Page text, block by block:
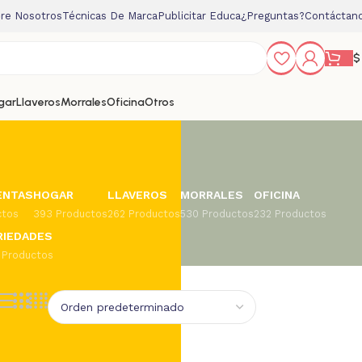
NosotrosTécnicas De MarcaPublicitar Educa¿Preguntas?
$
LlaverosMorralesOficinaOtros
HOGAR
393 Productos
LLAVEROS
262 Productos
MORRALES
530 Productos
OFICINA
232 Productos
Productos